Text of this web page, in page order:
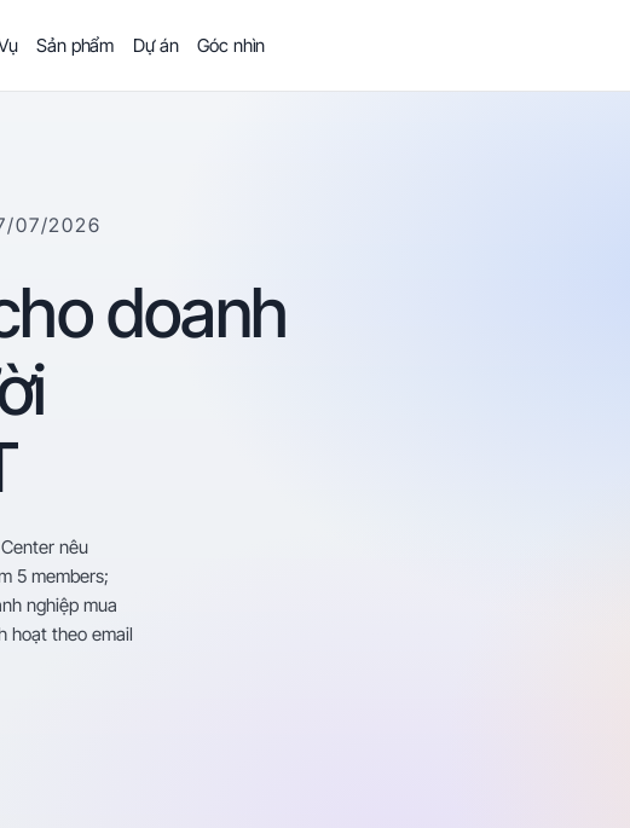
Sản phẩm Dự án Góc nhìn
07/2026
doanh
nêu
5 members;
nghiệp mua
hoạt theo email